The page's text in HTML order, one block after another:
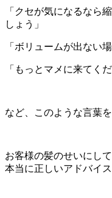
「クセが気になるなら
しょう」
「ボリュームが出ない
「もっとマメに来てくだ
など、このような言葉
お客様の髪のせいにし
本当に正しいアドバイ